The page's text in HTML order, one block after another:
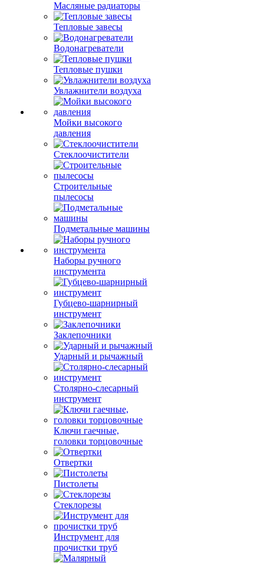
Масляные радиаторы
Тепловые завесы
Водонагреватели
Тепловые пушки
Увлажнители воздуха
Мойки высокого
давления
Стеклоочистители
Строительные
пылесосы
Подметальные машины
Наборы ручного
инструмента
Губцево-шарнирный
инструмент
Заклепочники
Ударный и рычажный
Столярно-слесарный
инструмент
Ключи гаечные,
головки торцовочные
Отвертки
Пистолеты
Стеклорезы
Инструмент для
прочистки труб